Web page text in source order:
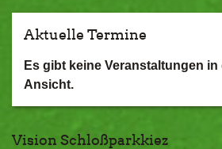
Aktuelle Termine
Es gibt keine Veranstaltungen in
Ansicht.
Vision Schloßparkkiez